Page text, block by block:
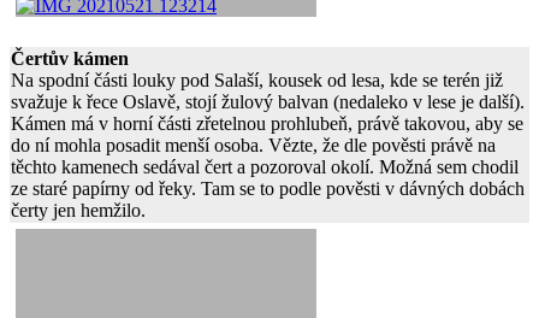
Čertův kámen
Na spodní části louky pod Salaší, kousek od lesa, kde se terén již
svažuje k řece Oslavě, stojí žulový balvan (nedaleko v lese je další).
Kámen má v horní části zřetelnou prohlubeň, právě takovou, aby se
do ní mohla posadit menší osoba. Vězte, že dle pověsti právě na
těchto kamenech sedával čert a pozoroval okolí. Možná sem chodil
ze staré papírny od řeky. Tam se to podle pověsti v dávných dobách
čerty jen hemžilo.